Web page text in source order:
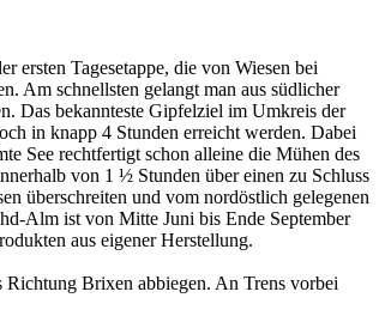
ersten Tagesetappe, die von Wiesen bei
Am schnellsten gelangt man aus südlicher
Das bekannteste Gipfelziel im Umkreis der
in knapp 4 Stunden erreicht werden. Dabei
See rechtfertigt schon alleine die Mühen des
von 1 ½ Stunden über einen zu Schluss
überschreiten und vom nordöstlich gelegenen
Alm ist von Mitte Juni bis Ende September
aus eigener Herstellung.
Brixen abbiegen. An Trens vorbei